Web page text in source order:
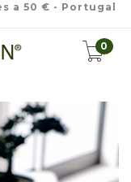
a 50 € - Portugal
0